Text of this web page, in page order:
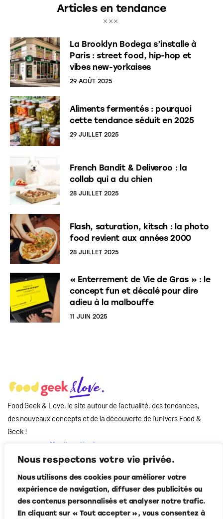
Nous respectons votre vie privée.
Nous utilisons des cookies pour améliorer votre
expérience de navigation, diffuser des publicités ou
des contenus personnalisés et analyser notre trafic.
En cliquant sur « Tout accepter », vous consentez à
Articles en tendance
La Brooklyn Bodega s’installe à
Paris : street food, hip-hop et
vibes new-yorkaises
29 AOÛT 2025
Aliments fermentés : pourquoi
cette tendance séduit en 2025
29 JUILLET 2025
French Bandit & Deliveroo : la
collab qui a du chien
28 JUILLET 2025
Flash, saturation, kitsch : la photo
food revient aux années 2000
28 JUILLET 2025
« Enterrement de Vie de Gras » : le
concept fun et décalé pour dire
adieu à la malbouffe
11 JUIN 2025
Food Geek & Love, le site autour de l’actualité, des tendances,
des nouveaux concepts et de la découverte de l’univers Food&
Geek !
Mentions légales
Qui-sommes nous
Suivez-nous